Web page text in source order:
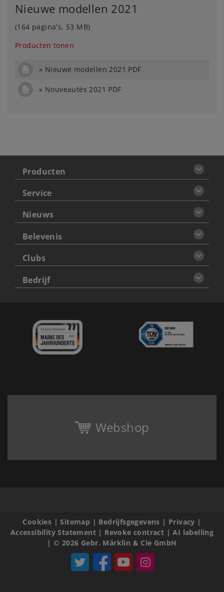
Nieuwe modellen 2021
(164 pagina's, 53 MB)
Producten tonen
Nieuwe modellen 2021 PDF
Nouveautés 2021 PDF
Producten
Service
Nieuws
Belevenis
Clubs
Bedrijf
Webshop
Cookies |Sitemap | Bedrijfsgegevens | Privacy |
Accessibility Statement| Revoke contract |AI labelling
|© 2026 Gebr. Märklin & Cie GmbH